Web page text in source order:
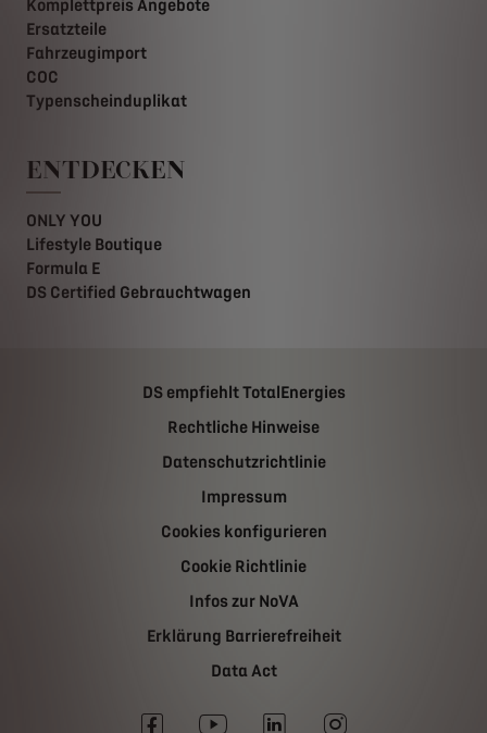
Komplettpreis Angebote
Ersatzteile
Fahrzeugimport
COC
Typenscheinduplikat
ENTDECKEN
ONLY YOU
Lifestyle Boutique
Formula E
DS Certified Gebrauchtwagen
DS empfiehlt TotalEnergies
Rechtliche Hinweise
Datenschutzrichtlinie
Impressum
Cookies konfigurieren
Cookie Richtlinie
Infos zur NoVA
Erklärung Barrierefreiheit
Data Act